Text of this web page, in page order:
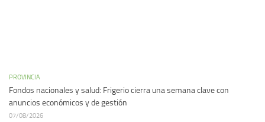
PROVINCIA
Fondos nacionales y salud: Frigerio cierra una semana clave con
anuncios económicos y de gestión
07/08/2026